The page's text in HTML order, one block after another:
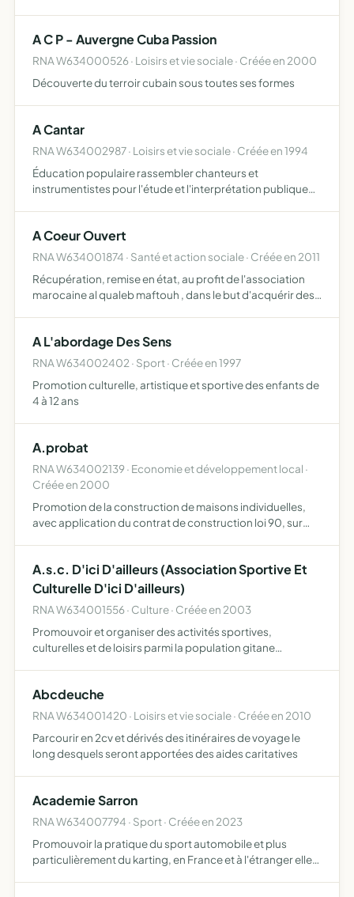
A C P - Auvergne Cuba Passion
RNA W634000526 · Loisirs et vie sociale · Créée en 2000
Découverte du terroir cubain sous toutes ses formes
A Cantar
RNA W634002987 · Loisirs et vie sociale · Créée en 1994
Éducation populaire rassembler chanteurs et
instrumentistes pour l'étude et l'interprétation publique
A Coeur Ouvert
RNA W634001874 · Santé et action sociale · Créée en 2011
Récupération, remise en état, au profit de l'association
marocaine al qualeb maftouh , dans le but d'acquérir des
démarche…
A L'abordage Des Sens
RNA W634002402 · Sport · Créée en 1997
Promotion culturelle, artistique et sportive des enfants de
4 à 12 ans
A.probat
RNA W634002139 · Economie et développement local ·
Créée en 2000
Promotion de la construction de maisons individuelles,
avec application du contrat de construction loi 90, sur
A.s.c. D'ici D'ailleurs (Association Sportive Et
Culturelle D'ici D'ailleurs)
RNA W634001556 · Culture · Créée en 2003
Promouvoir et organiser des activités sportives,
culturelles et de loisirs parmi la population gitane
Abcdeuche
RNA W634001420 · Loisirs et vie sociale · Créée en 2010
Parcourir en 2cv et dérivés des itinéraires de voyage le
long desquels seront apportées des aides caritatives
Academie Sarron
RNA W634007794 · Sport · Créée en 2023
Promouvoir la pratique du sport automobile et plus
particulièrement du karting, en France et à l'étranger elle